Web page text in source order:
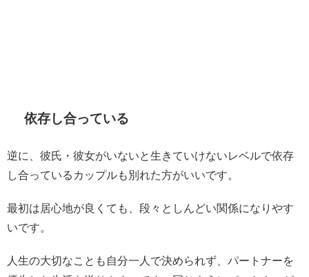
依存し合っている
逆に、彼氏・彼女がいないと生きていけないレベルで依存
し合っているカップルも別れた方がいいです。
最初は居心地が良くても、段々としんどい関係になりやす
いです。
人生の大切なことも自分一人で決められず、パートナーを